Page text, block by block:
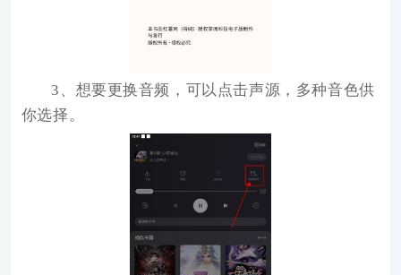
3、想要更换音频，可以点击声源，多种音色供
你选择。